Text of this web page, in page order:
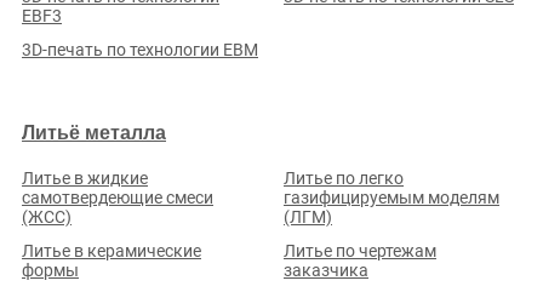
EBF3
3D-печать по технологии EBM
Литьё металла
Литье в жидкие
самотвердеющие смеси
(ЖСС)
Литье в керамические
формы
Литье по легко
газифицируемым моделям
(ЛГМ)
Литье по чертежам
заказчика
Станков:
Подробнее о предприятии
ООО ИК «СПЕЦКОМПЛЕКТАЦИЯ»
Рейтинг по отзывам:
(0.0)